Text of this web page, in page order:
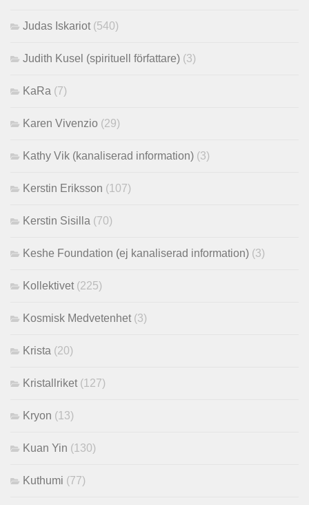
Judas Iskariot (540)
Judith Kusel (spirituell författare) (3)
KaRa (7)
Karen Vivenzio (29)
Kathy Vik (kanaliserad information) (3)
Kerstin Eriksson (107)
Kerstin Sisilla (70)
Keshe Foundation (ej kanaliserad information) (3)
Kollektivet (225)
Kosmisk Medvetenhet (3)
Krista (20)
Kristallriket (127)
Kryon (13)
Kuan Yin (130)
Kuthumi (77)